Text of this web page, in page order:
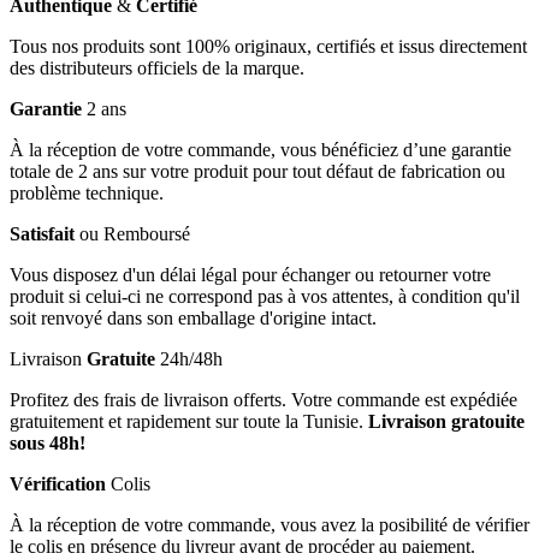
Authentique & Certifié
Tous nos produits sont 100% originaux, certifiés et issus directement
des distributeurs officiels de la marque.
Garantie 2 ans
À la réception de votre commande, vous bénéficiez d’une garantie
totale de 2 ans sur votre produit pour tout défaut de fabrication ou
problème technique.
Satisfait ou Remboursé
Vous disposez d'un délai légal pour échanger ou retourner votre
produit si celui-ci ne correspond pas à vos attentes, à condition qu'il
soit renvoyé dans son emballage d'origine intact.
Livraison Gratuite 24h/48h
Profitez des frais de livraison offerts. Votre commande est expédiée
gratuitement et rapidement sur toute la Tunisie. Livraison gratouite
sous 48h!
Vérification Colis
À la réception de votre commande, vous avez la posibilité de vérifier
le colis en présence du livreur avant de procéder au paiement.